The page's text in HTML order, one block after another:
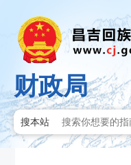
财政局
搜本站